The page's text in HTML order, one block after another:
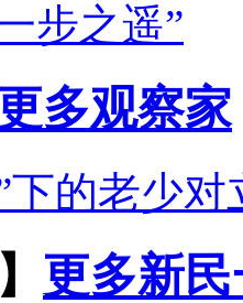
步之遥”
多观察家
下的老少对
更多新